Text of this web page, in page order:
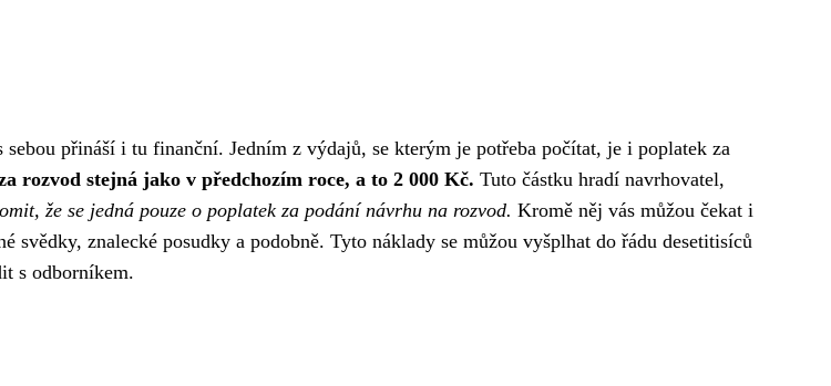
přináší i tu finanční. Jedním z výdajů, se kterým je potřeba počítat, je i poplatek za
rozvod stejná jako v předchozím roce, a to 2 000 Kč. Tuto částku hradí navrhovatel,
že se jedná pouze o poplatek za podání návrhu na rozvod. Kromě něj vás můžou čekat i
znalecké posudky a podobně. Tyto náklady se můžou vyšplhat do řádu desetitisíců
s odborníkem.